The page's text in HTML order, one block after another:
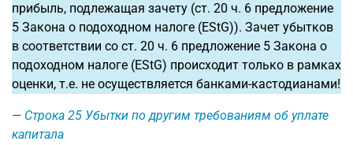
прибыль, подлежащая зачету (ст. 20 ч. 6 предложение
5 Закона о подоходном налоге (EStG)). Зачет убытков
в соответствии со ст. 20 ч. 6 предложение 5 Закона о
подоходном налоге (EStG) происходит только в рамках
оценки, т.е. не осуществляется банками-кастодианами!
Строка 25 Убытки по другим требованиям об уплате
капитала